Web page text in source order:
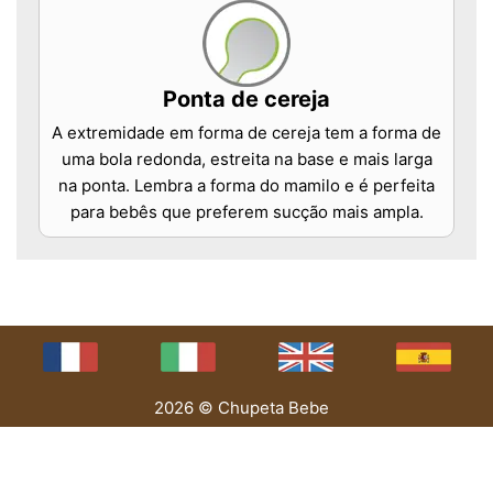
Ponta de cereja
A extremidade em forma de cereja tem a forma de
uma bola redonda, estreita na base e mais larga
na ponta. Lembra a forma do mamilo e é perfeita
para bebês que preferem sucção mais ampla.
2026 © Chupeta Bebe